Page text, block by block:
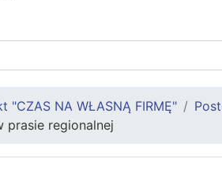
"CZAS NA WŁASNĄ FIRMĘ"
prasie regionalnej